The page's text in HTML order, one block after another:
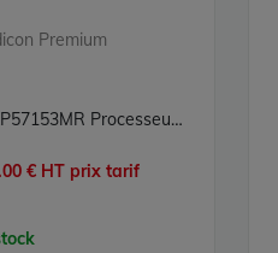
Premium
TSXP57153MR Processeur Modicon Premium Schneider Electric
€ HT prix tarif